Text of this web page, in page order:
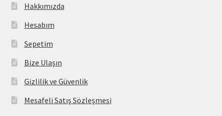
Hakkımızda
Hesabım
Sepetim
Bize Ulaşın
Gizlilik ve Güvenlik
Mesafeli Satış Sözleşmesi